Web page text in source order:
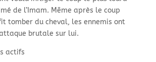
de l’Imam. Même après le coup
tomber du cheval, les ennemis ont
brutale sur lui.
actifs